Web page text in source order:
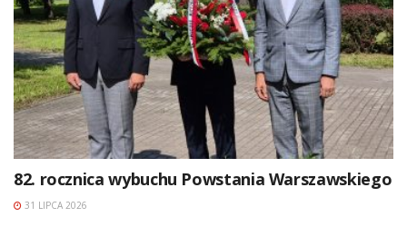
82. rocznica wybuchu Powstania Warszawskiego
31 LIPCA 2026